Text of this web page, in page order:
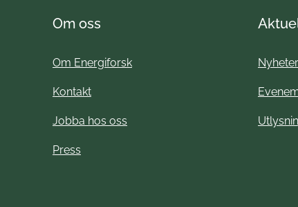
Om oss
Om Energiforsk
Kontakt
Jobba hos oss
Press
Nyheter